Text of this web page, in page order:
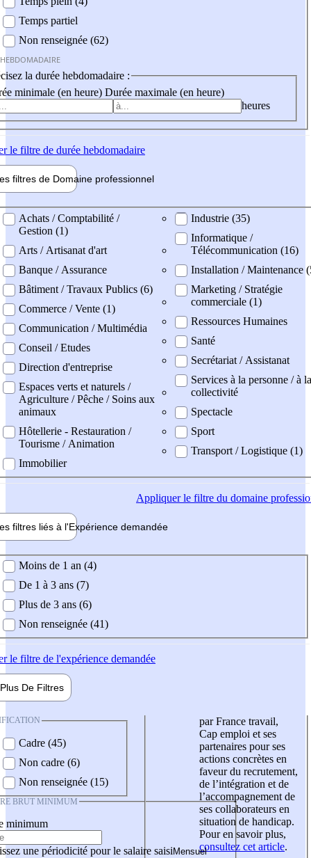
Temps partiel
Non renseignée (62)
la durée hebdomadaire :
minimale (en heure) Durée maximale (en heure)
heures
le filtre de durée hebdomadaire
filtres de Domaine professionnel
professionel
Achats / Comptabilité /
Gestion (1)
Arts / Artisanat d'art
Banque / Assurance
Bâtiment / Travaux Publics (6)
Commerce / Vente (1)
Communication / Multimédia
Conseil / Etudes
Direction d'entreprise
Espaces verts et naturels /
Agriculture / Pêche / Soins aux
animaux
Hôtellerie - Restauration /
Tourisme / Animation
Immobilier
Industrie (35)
Informatique /
Télécommunication (16)
Installation / Maintenance
Marketing / Stratégie
commerciale (1)
Ressources Humaines
Santé
Secrétariat / Assistanat
Services à la personne / à la
collectivité
Spectacle
Sport
Transport / Logistique (1)
Appliquerle filtre du domaine
filtres liés à l'Expérience demandée
demandée
Moins de 1 an (4)
De 1 à 3 ans (7)
Plus de 3 ans (6)
Non renseignée (41)
le filtre de l'expérience demandée
Plus De Filtres
Cadre (45)
Non cadre (6)
Non renseignée (15)
BRUT MINIMUM
minimum
une périodicité pour le salaire saisi
par France travail,
Cap emploi et ses
partenaires pour ses
actions concrètes en
faveur du recrutement,
de l’intégration et de
l’accompagnement de
ses collaborateurs en
situation de handicap.
Pour en savoir plus,
consultez cet article.